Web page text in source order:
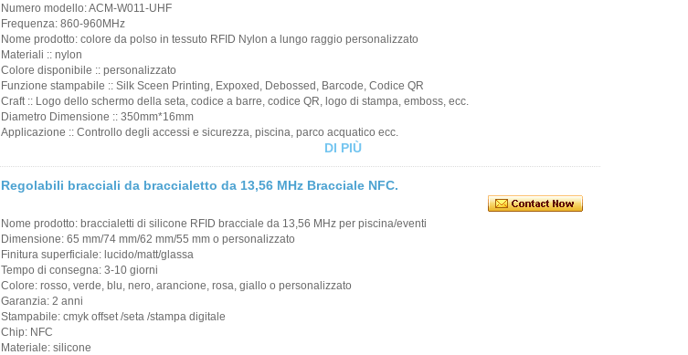
Numero modello: ACM-W011-UHF
Frequenza: 860-960MHz
Nome prodotto: colore da polso in tessuto RFID Nylon a lungo raggio personalizzato
Materiali :: nylon
Colore disponibile :: personalizzato
Funzione stampabile :: Silk Sceen Printing, Expoxed, Debossed, Barcode, Codice QR
Craft :: Logo dello schermo della seta, codice a barre, codice QR, logo di stampa, emboss, ecc.
Diametro Dimensione :: 350mm*16mm
Applicazione :: Controllo degli accessi e sicurezza, piscina, parco acquatico ecc.
DI PIÙ
Regolabili bracciali da braccialetto da 13,56 MHz Bracciale NFC.
Nome prodotto: braccialetti di silicone RFID bracciale da 13,56 MHz per piscina/eventi
Dimensione: 65 mm/74 mm/62 mm/55 mm o personalizzato
Finitura superficiale: lucido/matt/glassa
Tempo di consegna: 3-10 giorni
Colore: rosso, verde, blu, nero, arancione, rosa, giallo o personalizzato
Garanzia: 2 anni
Stampabile: cmyk offset /seta /stampa digitale
Chip: NFC
Materiale: silicone